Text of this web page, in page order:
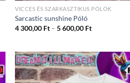
VICCES ÉS SZARKASZTIKUS PÓLÓK
Sarcastic sunshine Póló
4 300,00 Ft – 5 600,00 FtÁrtartomány:
5
600,00 Ft